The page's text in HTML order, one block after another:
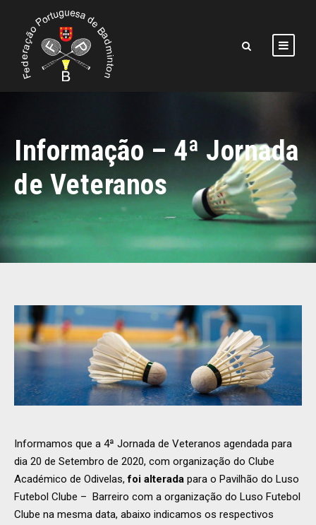
Informação – 4ª Jornada
de Veteranos
Informamos que a 4ª Jornada de Veteranos agendada para
dia 20 de Setembro de 2020, com organização do Clube
Académico de Odivelas,foi alterada para o Pavilhão do Luso
Futebol Clube – Barreiro com a organização do Luso Futebol
Clube na mesma data, abaixo indicamos os respectivos